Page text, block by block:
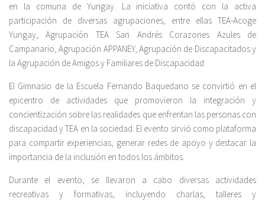
en la comuna de Yungay. La iniciativa contó con la activa
participación de diversas agrupaciones, entre ellas TEA-Acoge
Yungay, Agrupación TEA San Andrés Corazones Azules de
Campanario, Agrupación APPANEY, Agrupación de Discapacitados y
la Agrupación de Amigos y Familiares de Discapacidad.
El Gimnasio de la Escuela Fernando Baquedano se convirtió en el
epicentro de actividades que promovieron la integración y
concientización sobre las realidades que enfrentan las personas con
discapacidad y TEA en la sociedad. El evento sirvió como plataforma
para compartir experiencias, generar redes de apoyo y destacar la
importancia de la inclusión en todos los ámbitos.
Durante el evento, se llevaron a cabo diversas actividades
recreativas y formativas, incluyendo charlas, talleres y